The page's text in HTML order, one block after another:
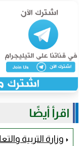
اقرأ أيضًا
وزارة التربية